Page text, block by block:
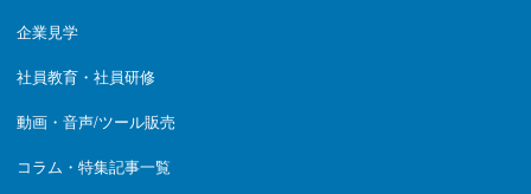
企業見学
社員教育・社員研修
動画・音声/ツール販売
コラム・特集記事一覧